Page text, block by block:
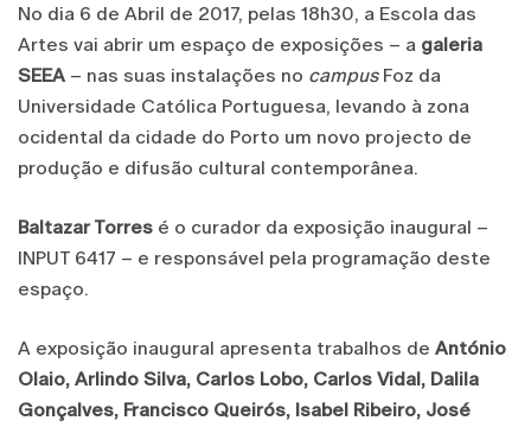
No dia 6 de Abril de 2017, pelas 18h30, a Escola das
Artes vai abrir um espaço de exposições – a galeria
SEEA – nas suas instalações no campusFoz da
Universidade Católica Portuguesa, levando à zona
ocidental da cidade do Porto um novo projecto de
produção e difusão cultural contemporânea.
Baltazar Torres é o curador da exposição inaugural –
INPUT 6417 – e responsável pela programação deste
espaço.
A exposição inaugural apresenta trabalhos de António
Olaio, Arlindo Silva, Carlos Lobo, Carlos Vidal, Dalila
Gonçalves, Francisco Queirós, Isabel Ribeiro, José